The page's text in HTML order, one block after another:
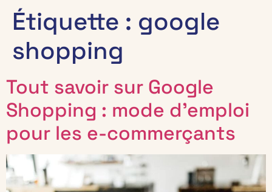
Étiquette : google
shopping
Tout savoir sur Google
Shopping : mode d’emploi
pour les e-commerçants